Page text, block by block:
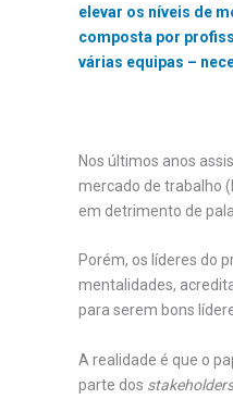
elevar os níveis de
composta por
várias equipas –
Nos últimos anos
mercado de trabalho
em detrimento de
Porém, os líderes do
mentalidades,
para serem bons
A realidade é que o
parte dos